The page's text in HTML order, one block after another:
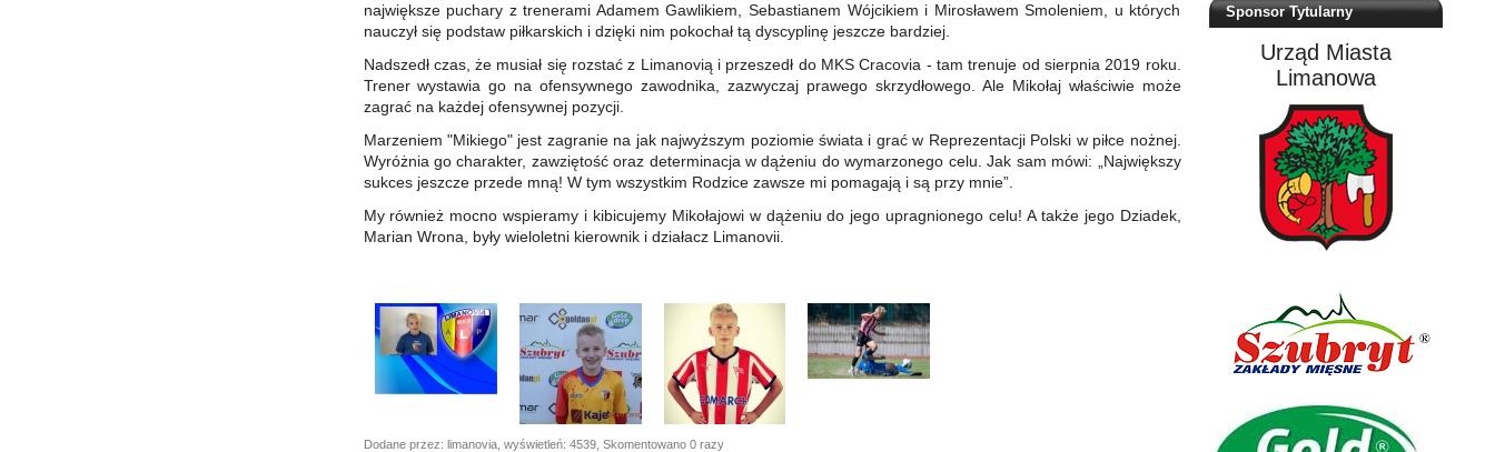
Sponsor Tytularny
Urząd Miasta
Limanowa
największe puchary z trenerami Adamem Gawlikiem, Sebastianem Wójcikiem i Mirosławem Smoleniem, u których
nauczył się podstaw piłkarskich i dzięki nim pokochał tą dyscyplinę jeszcze bardziej.
Nadszedł czas, że musiał się rozstać z Limanovią i przeszedł do MKS Cracovia - tam trenuje od sierpnia 2019 roku.
Trener wystawia go na ofensywnego zawodnika, zazwyczaj prawego skrzydłowego. Ale Mikołaj właściwie może
zagrać na każdej ofensywnej pozycji.
Marzeniem "Mikiego" jest zagranie na jak najwyższym poziomie świata i grać w Reprezentacji Polski w piłce nożnej.
Wyróżnia go charakter, zawziętość oraz determinacja w dążeniu do wymarzonego celu. Jak sam mówi: „Największy
sukces jeszcze przede mną! W tym wszystkim Rodzice zawsze mi pomagają i są przy mnie”.
My również mocno wspieramy i kibicujemy Mikołajowi w dążeniu do jego upragnionego celu! A także jego Dziadek,
Marian Wrona, były wieloletni kierownik i działacz Limanovii.
Dodane przez: limanovia, wyświetleń: 4539, Skomentowano 0 razy